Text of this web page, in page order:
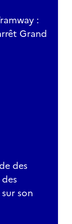
:
Grand
des
son